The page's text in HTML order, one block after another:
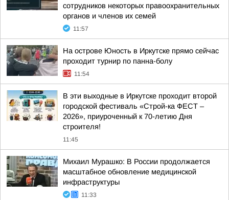
сотрудников некоторых правоохранительных
органов и членов их семей
11:57
На острове Юность в Иркутске прямо сейчас
проходит турнир по панна-болу
11:54
В эти выходные в Иркутске проходит второй
городской фестиваль «Строй-ка ФЕСТ –
2026», приуроченный к 70-летию Дня
строителя!
11:45
Михаил Мурашко: В России продолжается
масштабное обновление медицинской
инфраструктуры
11:33